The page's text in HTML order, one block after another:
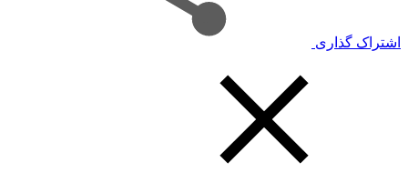
اشتراک گذاری